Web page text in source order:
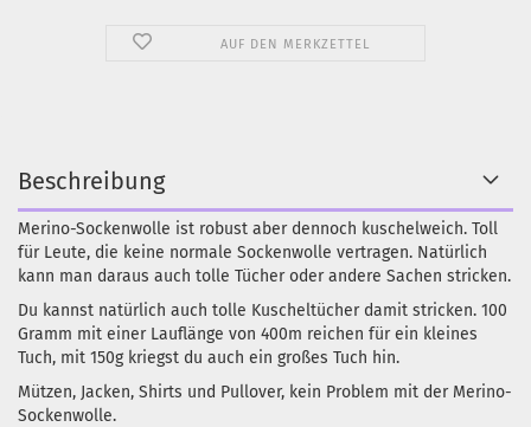
AUF DEN MERKZETTEL
Beschreibung
Merino-Sockenwolle ist robust aber dennoch kuschelweich. Toll
für Leute, die keine normale Sockenwolle vertragen. Natürlich
kann man daraus auch tolle Tücher oder andere Sachen stricken.
Du kannst natürlich auch tolle Kuscheltücher damit stricken. 100
Gramm mit einer Lauflänge von 400m reichen für ein kleines
Tuch, mit 150g kriegst du auch ein großes Tuch hin.
Mützen, Jacken, Shirts und Pullover, kein Problem mit der Merino-
Sockenwolle.